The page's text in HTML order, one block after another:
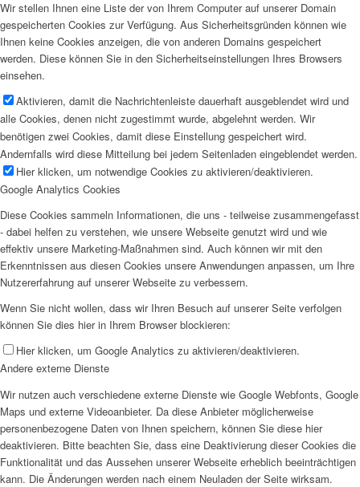
Wir stellen Ihnen eine Liste der von Ihrem Computer auf unserer Domain
gespeicherten Cookies zur Verfügung. Aus Sicherheitsgründen können wie
Ihnen keine Cookies anzeigen, die von anderen Domains gespeichert
werden. Diese können Sie in den Sicherheitseinstellungen Ihres Browsers
einsehen.
Aktivieren, damit die Nachrichtenleiste dauerhaft ausgeblendet wird und
alle Cookies, denen nicht zugestimmt wurde, abgelehnt werden. Wir
benötigen zwei Cookies, damit diese Einstellung gespeichert wird.
Andernfalls wird diese Mitteilung bei jedem Seitenladen eingeblendet werden.
Hier klicken, um notwendige Cookies zu aktivieren/deaktivieren.
Google Analytics Cookies
Diese Cookies sammeln Informationen, die uns - teilweise zusammengefasst
- dabei helfen zu verstehen, wie unsere Webseite genutzt wird und wie
effektiv unsere Marketing-Maßnahmen sind. Auch können wir mit den
Erkenntnissen aus diesen Cookies unsere Anwendungen anpassen, um Ihre
Nutzererfahrung auf unserer Webseite zu verbessern.
Wenn Sie nicht wollen, dass wir Ihren Besuch auf unserer Seite verfolgen
können Sie dies hier in Ihrem Browser blockieren:
Hier klicken, um Google Analytics zu aktivieren/deaktivieren.
Andere externe Dienste
Wir nutzen auch verschiedene externe Dienste wie Google Webfonts, Google
Maps und externe Videoanbieter. Da diese Anbieter möglicherweise
personenbezogene Daten von Ihnen speichern, können Sie diese hier
deaktivieren. Bitte beachten Sie, dass eine Deaktivierung dieser Cookies die
Funktionalität und das Aussehen unserer Webseite erheblich beeinträchtigen
kann. Die Änderungen werden nach einem Neuladen der Seite wirksam.